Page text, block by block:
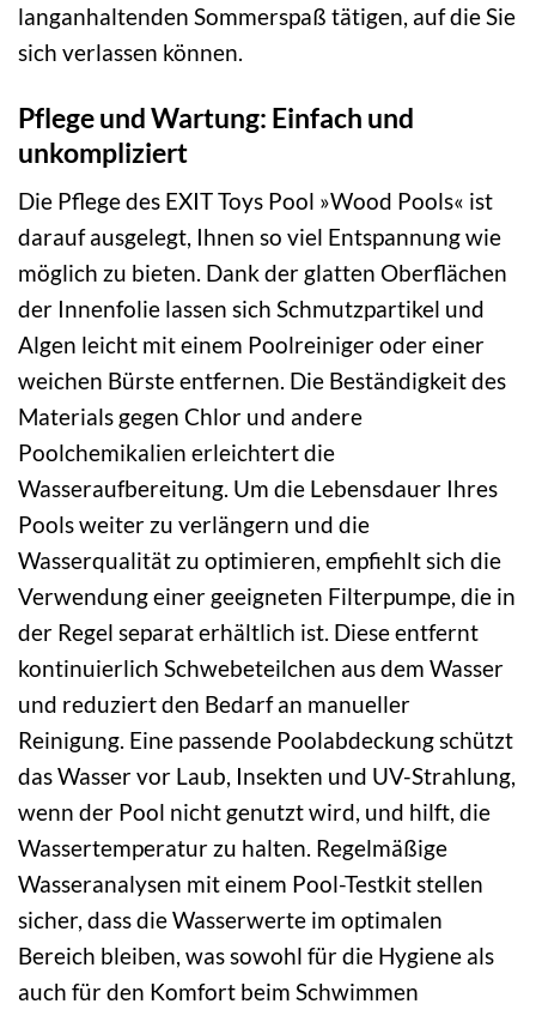
langanhaltenden Sommerspaß tätigen, auf die Sie
sich verlassen können.
Pflege und Wartung: Einfach und
unkompliziert
Die Pflege des EXIT Toys Pool »Wood Pools« ist
darauf ausgelegt, Ihnen so viel Entspannung wie
möglich zu bieten. Dank der glatten Oberflächen
der Innenfolie lassen sich Schmutzpartikel und
Algen leicht mit einem Poolreiniger oder einer
weichen Bürste entfernen. Die Beständigkeit des
Materials gegen Chlor und andere
Poolchemikalien erleichtert die
Wasseraufbereitung. Um die Lebensdauer Ihres
Pools weiter zu verlängern und die
Wasserqualität zu optimieren, empfiehlt sich die
Verwendung einer geeigneten Filterpumpe, die in
der Regel separat erhältlich ist. Diese entfernt
kontinuierlich Schwebeteilchen aus dem Wasser
und reduziert den Bedarf an manueller
Reinigung. Eine passende Poolabdeckung schützt
das Wasser vor Laub, Insekten und UV-Strahlung,
wenn der Pool nicht genutzt wird, und hilft, die
Wassertemperatur zu halten. Regelmäßige
Wasseranalysen mit einem Pool-Testkit stellen
sicher, dass die Wasserwerte im optimalen
Bereich bleiben, was sowohl für die Hygiene als
auch für den Komfort beim Schwimmen